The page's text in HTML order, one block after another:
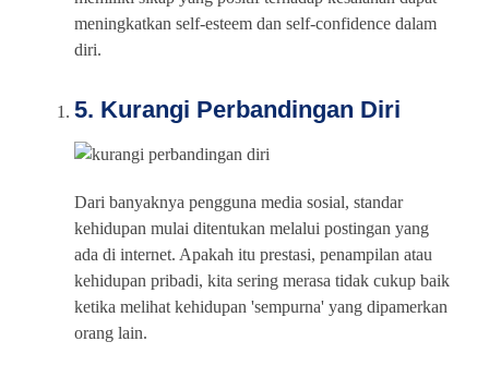
meningkatkan self-esteem dan self-confidence dalam
diri.
5. Kurangi Perbandingan Diri
Dari banyaknya pengguna media sosial, standar
kehidupan mulai ditentukan melalui postingan yang
ada di internet. Apakah itu prestasi, penampilan atau
kehidupan pribadi, kita sering merasa tidak cukup baik
ketika melihat kehidupan 'sempurna' yang dipamerkan
orang lain.